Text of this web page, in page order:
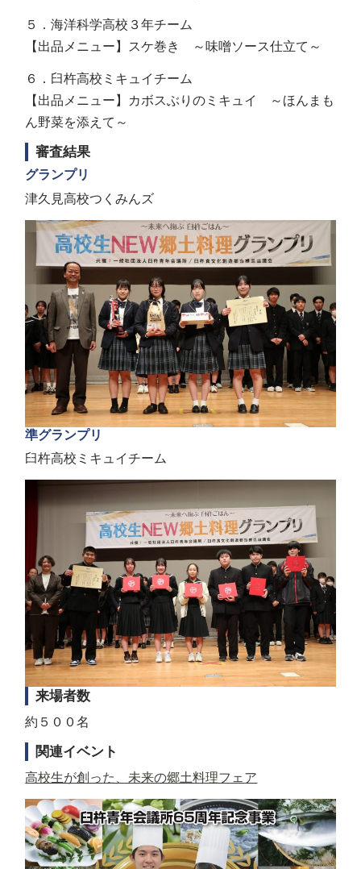
５．海洋科学高校３年チーム
【出品メニュー】スケ巻き ～味噌ソース仕立て～
６．臼杵高校ミキュイチーム
【出品メニュー】カボスぶりのミキュイ ～ほんまも
ん野菜を添えて～
審査結果
グランプリ
津久見高校つくみんズ
準グランプリ
臼杵高校ミキュイチーム
来場者数
約５００名
関連イベント
高校生が創った、未来の郷土料理フェア